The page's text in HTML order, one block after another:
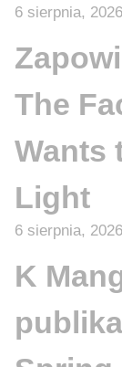
6 sierpnia, 2026
The
Wants
Light
6 sierpnia, 2026
K